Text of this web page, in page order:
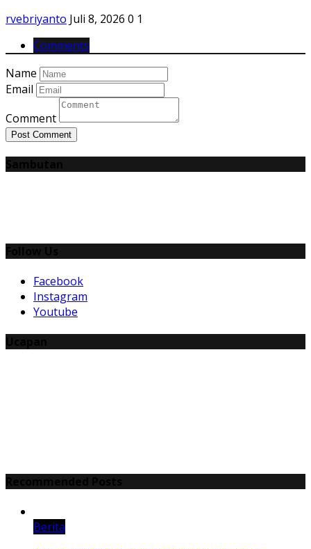
rvebriyanto Juli 8, 2026 0 1
Comments
Name
Email
Comment
Post Comment
Facebook
Instagram
Youtube
Berita